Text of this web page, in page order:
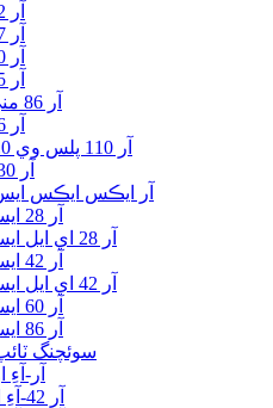
آر 42
آر 57
آر 60
آر 85
آر 86 مني
آر 86
آر 110 پلس وي 3.0
آر 130
آر ايڪس ايڪس
آر 28 ايس
آر 28 اي ايل ايس
آر 42 ايس
آر 42 اي ايل ايس
آر 60 ايس
آر 86 ايس
سوئچنگ
آر-آءِ
آر 42-آءِ او